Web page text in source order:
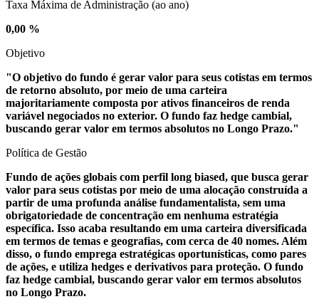
Taxa Máxima de Administração (ao ano)
0,00 %
Objetivo
"O objetivo do fundo é gerar valor para seus cotistas em termos
de retorno absoluto, por meio de uma carteira
majoritariamente composta por ativos financeiros de renda
variável negociados no exterior. O fundo faz hedge cambial,
buscando gerar valor em termos absolutos no Longo Prazo."
Política de Gestão
Fundo de ações globais com perfil long biased, que busca gerar
valor para seus cotistas por meio de uma alocação construída a
partir de uma profunda análise fundamentalista, sem uma
obrigatoriedade de concentração em nenhuma estratégia
específica. Isso acaba resultando em uma carteira diversificada
em termos de temas e geografias, com cerca de 40 nomes. Além
disso, o fundo emprega estratégicas oportunísticas, como pares
de ações, e utiliza hedges e derivativos para proteção. O fundo
faz hedge cambial, buscando gerar valor em termos absolutos
no Longo Prazo.